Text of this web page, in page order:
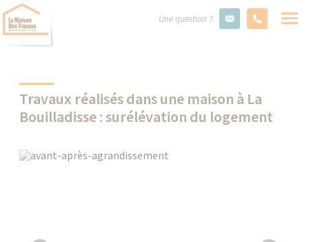
Une question ?
Travaux réalisés dans une maison à La
Bouilladisse : surélévation du logement